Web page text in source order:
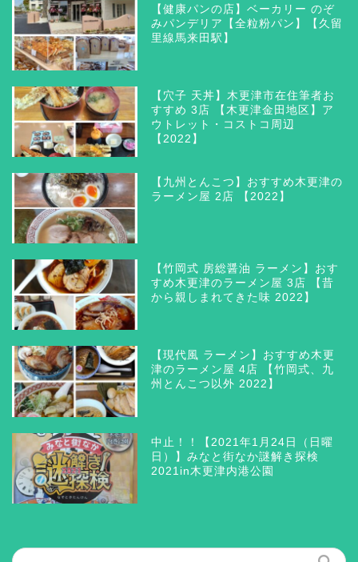
【健康パンの店】ベーカリー のぞ
みパンデリア【全粒粉パン】【久留
里線馬来田駅】
【穴子 天丼】木更津市在住筆者お
すすめ 3店 【木更津金田地区】ア
ウトレット・コストコ周辺
【2022】
【九州とんこつ】おすすめ木更津の
ラーメン屋 2店 【2022】
【竹岡式 房総醤油 ラーメン】おす
すめ木更津のラーメン屋 3店 【昔
から親しまれてきた味 2022】
【現代風 ラーメン】おすすめ木更
津のラーメン屋 4店 【竹岡式、九
州とんこつ以外 2022】
中止！！【2021年1月24日（日曜
日）】みなと街なか謎解き探検
2021in木更津内港公園
三井アウトレットパーク木
更津
ラーメン つけ麺 まぜそ